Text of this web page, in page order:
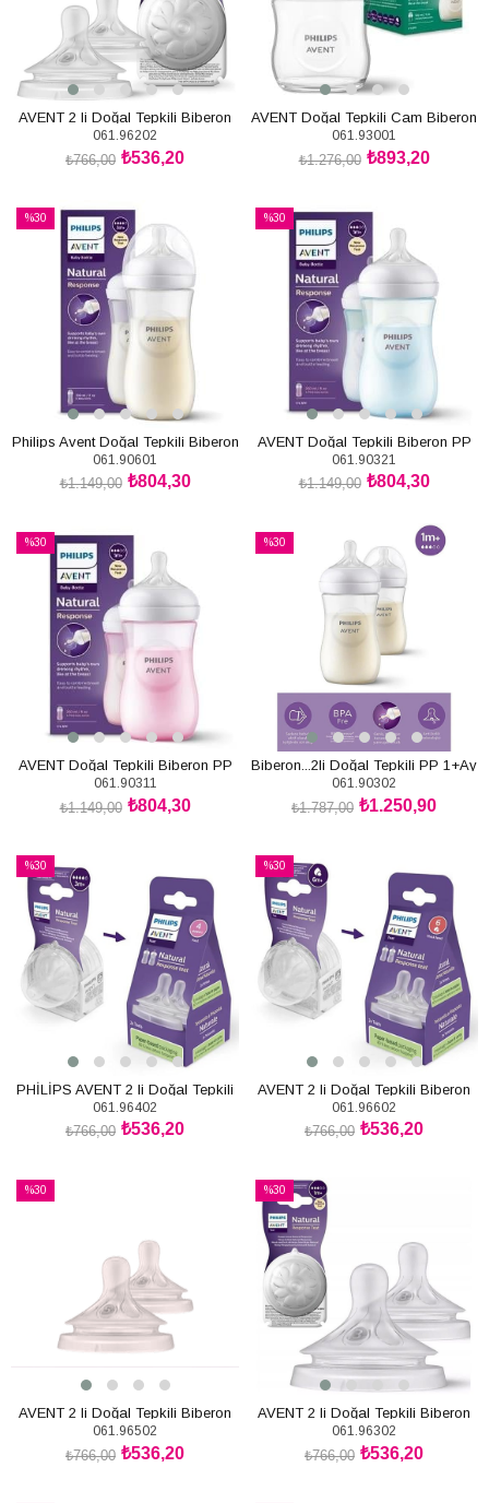
AVENT 2 li Doğal Tepkili Biberon
Emziği 0+Ay No:2
061.96202
₺536,20
₺766,00
AVENT Doğal Tepkili Cam Biberon
0+Ay 125ml
061.93001
₺893,20
₺1.276,00
%30
%30İndirim
Philips Avent Doğal Tepkili Biberon
PP 3+Ay 330ml
061.90601
₺804,30
₺1.149,00
%30
%30İndirim
AVENT Doğal Tepkili Biberon PP
1+Ay 260ml - Mavi
061.90321
₺804,30
₺1.149,00
%30
%30İndirim
AVENT Doğal Tepkili Biberon PP
1+Ay 260ml - Pembe
061.90311
₺804,30
₺1.149,00
%30
Biberon...2li Doğal Tepkili PP 1+Ay
260ml
061.90302
₺1.250,90
₺1.787,00
%30
İndirim
%30İndirim
PHİLİPS AVENT 2 li Doğal Tepkili
Biberon Emziği 3+Ay No:4
061.96402
₺536,20
₺766,00
%30
İndirim
%30İndirim
AVENT 2 li Doğal Tepkili Biberon
Emziği 6+Ay No:6
061.96602
₺536,20
₺766,00
%30
AVENT 2 li Doğal Tepkili Biberon
Emziği 6+Ay No:5
061.96502
₺536,20
₺766,00
%30
İndirim
%30İndirim
AVENT 2 li Doğal Tepkili Biberon
Emziği 1+Ay No:3
061.96302
₺536,20
₺766,00